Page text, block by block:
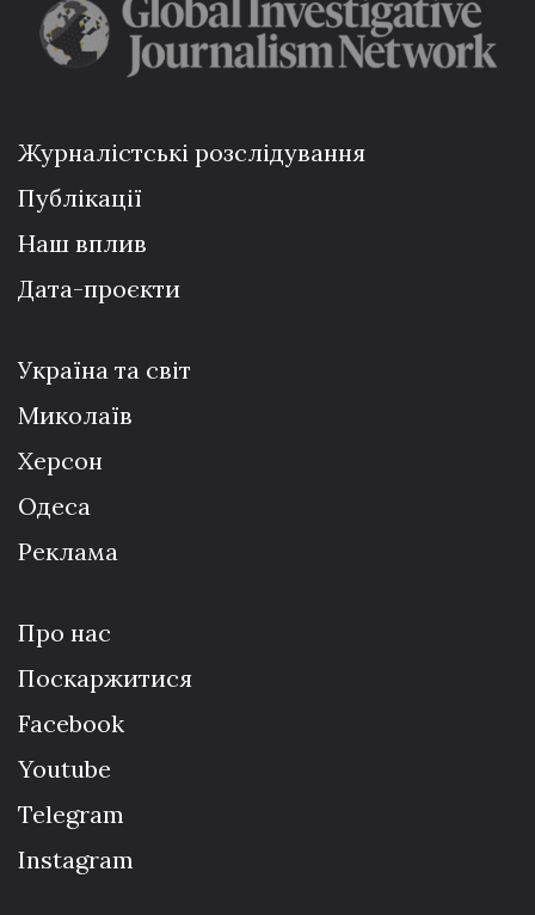
Журналістські розслідування
Публікації
Наш вплив
Дата-проєкти
Україна та світ
Миколаїв
Херсон
Одеса
Реклама
Про нас
Поскаржитися
Facebook
Youtube
Telegram
Instagram